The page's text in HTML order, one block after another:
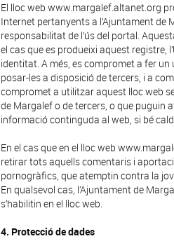
El lloc web www.margalef.altanet.org
Internet pertanyents a l’Ajuntament de
responsabilitat de l’ús del portal.
el cas que es produeixi aquest registre,
identitat. A més, es compromet a fer un
posar-les a disposició de tercers, i a
compromet a utilitzar aquest lloc web
de Margalef o de tercers, o que puguin
informació continguda al web, si bé
En el cas que en el lloc web
retirar tots aquells comentaris i
pornogràfics, que atemptin contra la
En qualsevol cas, l’Ajuntament de
s’habilitin en el lloc web.
4. Protecció de dades